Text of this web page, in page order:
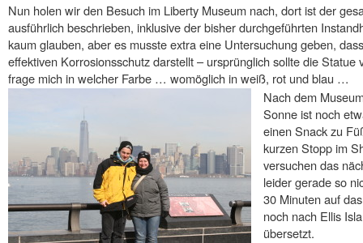
Nun holen wir den Besuch im Liberty Museum nach, dort ist der
ausführlich beschrieben, inklusive der bisher durchgeführten
kaum glauben, aber es musste extra eine Untersuchung geben,
effektiven Korrosionsschutz darstellt – ursprünglich sollte die
frage mich in welcher Farbe … womöglich in weiß, rot und blau …
Nach dem
Sonne ist noch
einen Snack zu
kurzen Stopp im
versuchen das
leider gerade so
30 Minuten auf
noch nach Ellis
übersetzt.